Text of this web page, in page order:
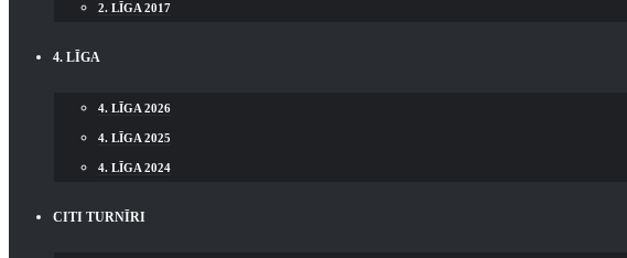
2. LĪGA 2017
4. LĪGA
4. LĪGA 2026
4. LĪGA 2025
4. LĪGA 2024
CITI TURNĪRI